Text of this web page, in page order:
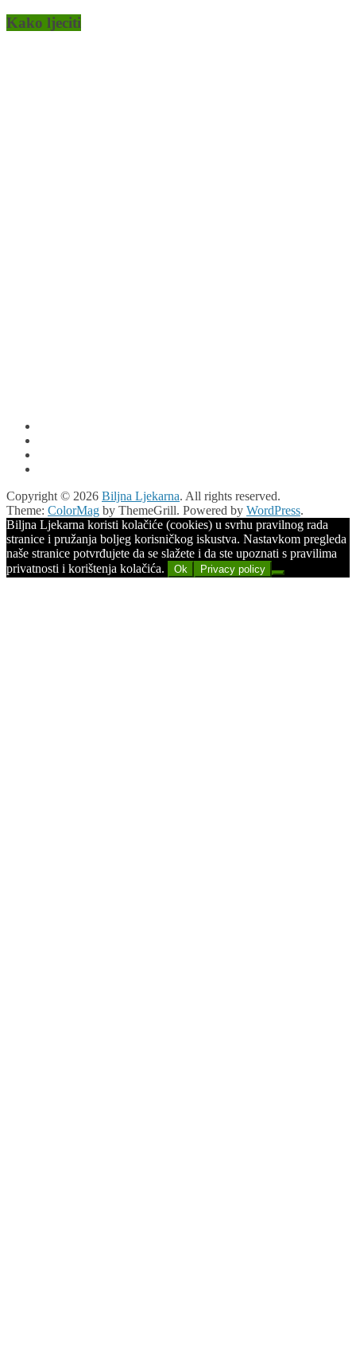
Kako ljeciti
Copyright © 2026 Biljna Ljekarna. All rights reserved.
Theme: ColorMag by ThemeGrill. Powered by WordPress.
Biljna Ljekarna koristi kolačiće (cookies) u svrhu pravilnog rada
stranice i pružanja boljeg korisničkog iskustva. Nastavkom pregleda
naše stranice potvrđujete da se slažete i da ste upoznati s pravilima
privatnosti i korištenja kolačića.
Ok Privacy policy